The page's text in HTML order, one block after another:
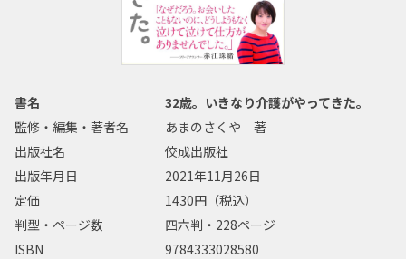
書名
32歳。いきなり介護がやってきた。
監修・編集・著者名
あまのさくや 著
出版社名
佼成出版社
出版年月日
2021年11月26日
定価
1430円（税込）
判型・ページ数
四六判・228ページ
ISBN
9784333028580